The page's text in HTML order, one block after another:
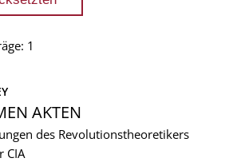
1
AKTEN
des Revolutionstheoretikers
CIA